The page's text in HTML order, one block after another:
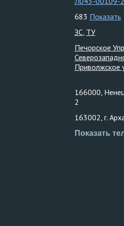
683 Показать
ЗС ТУ
Печорское
Приволжское
166000,
2
163002, г.
Показать